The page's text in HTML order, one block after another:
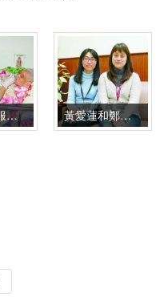
家居護養服務人員為病弱長者餵食 黃愛蓮和鄭月嬋